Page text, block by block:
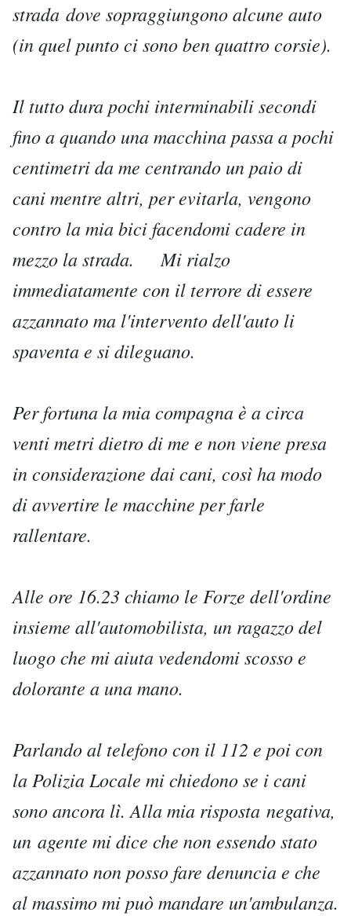
strada dove sopraggiungono alcune auto
(in quel punto ci sono ben quattro corsie).
Il tutto dura pochi interminabili secondi
fino a quando una macchina passa a pochi
centimetri da me centrando un paio di
cani mentre altri, per evitarla, vengono
contro la mia bici facendomi cadere in
mezzo la strada. Mi rialzo
immediatamente con il terrore di essere
azzannato ma l'intervento dell'auto li
spaventa e si dileguano.
Per fortuna la mia compagna è a circa
venti metri dietro di me e non viene presa
in considerazione dai cani, così ha modo
di avvertire le macchine per farle
rallentare.
Alle ore 16.23 chiamo le Forze dell'ordine
insieme all'automobilista, un ragazzo del
luogo che mi aiuta vedendomi scosso e
dolorante a una mano.
Parlando al telefono con il 112 e poi con
la Polizia Locale mi chiedono se i cani
sono ancora lì. Alla mia risposta negativa,
un agente mi dice che non essendo stato
azzannato non posso fare denuncia e che
al massimo mi può mandare un'ambulanza.